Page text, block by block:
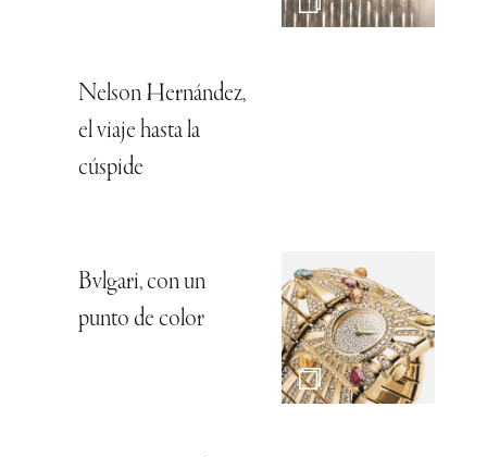
Nelson Hernández,
el viaje hasta la
cúspide
Bvlgari, con un
punto de color